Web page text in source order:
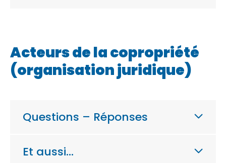
Acteurs de la copropriété
(organisation juridique)
Questions – Réponses
Et aussi…